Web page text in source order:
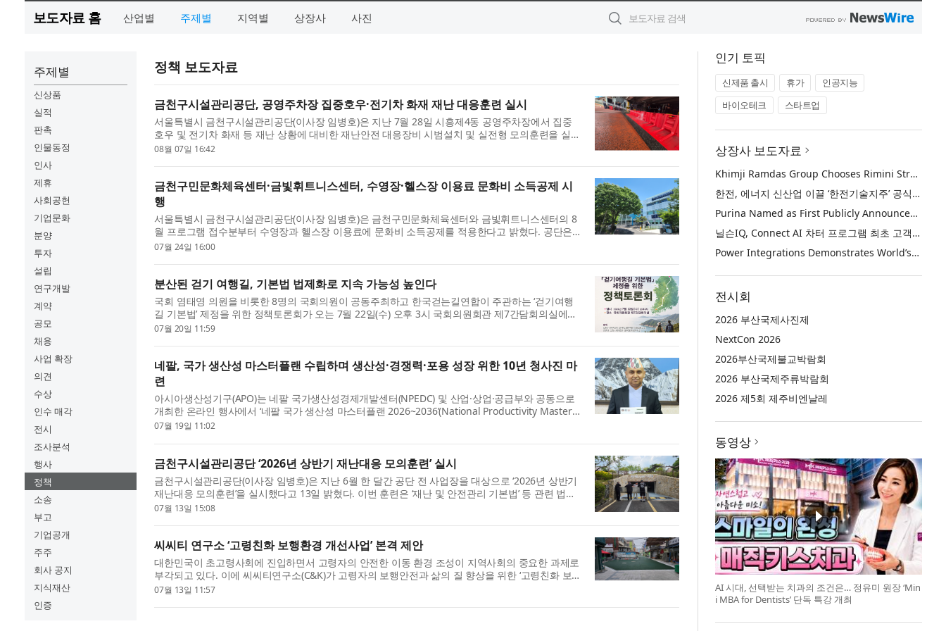
보도자료 홈 산업별 주제별 지역별 상장사 사진
주제별
신상품
실적
판촉
인물동정
인사
제휴
사회공헌
기업문화
분양
투자
설립
연구개발
계약
공모
채용
사업 확장
의견
수상
인수 매각
전시
조사분석
행사
정책
소송
부고
기업공개
주주
회사 공지
지식재산
인증
정책 보도자료
금천구시설관리공단, 공영주차장 집중호우·전기차 화재 재난 대응훈련 실시
서울특별시 금천구시설관리공단(이사장 임병호)은 지난 7월 28일 시흥제4동 공영주차장에서 집중
호우 및 전기차 화재 등 재난 상황에 대비한 재난안전 대응장비 시범설치 및 실전형 모의훈련을 실시
했다. 이번 훈련은 공영주차장에서 발생할 수 있는 침수 및 전기차 ...
08월 07일 16:42
금천구민문화체육센터·금빛휘트니스센터, 수영장·헬스장 이용료 문화비 소득공제 시
행
서울특별시 금천구시설관리공단(이사장 임병호)은 금천구민문화체육센터와 금빛휘트니스센터의 8
월 프로그램 접수분부터 수영장과 헬스장 이용료에 문화비 소득공제를 적용한다고 밝혔다. 공단은
제도 시행을 위해 문화비 소득공제 결제 시스템 구축과 관련 승인 절...
07월 24일 16:00
분산된 걷기 여행길, 기본법 법제화로 지속 가능성 높인다
국회 염태영 의원을 비롯한 8명의 국회의원이 공동주최하고 한국걷는길연합이 주관하는 ‘걷기여행
길 기본법’ 제정을 위한 정책토론회가 오는 7월 22일(수) 오후 3시 ​국회의원회관 제7간담회의실에서
개최된다. 이번 토론회는 그동안 문화체육관광부, 행정안전부, 산...
07월 20일 11:59
네팔, 국가 생산성 마스터플랜 수립하며 생산성·경쟁력·포용 성장 위한 10년 청사진 마
련
아시아생산성기구(APO)는 네팔 국가생산성경제개발센터(NPEDC) 및 산업·상업·공급부와 공동으로
개최한 온라인 행사에서 ‘네팔 국가 생산성 마스터플랜 2026~2036’(National Productivity Master
Plan for Nepal 2026-2036)을 네팔 정부에 공식 전달했다. 이번 전달...
07월 19일 11:02
금천구시설관리공단 ‘2026년 상반기 재난대응 모의훈련’ 실시
금천구시설관리공단(이사장 임병호)은 지난 6월 한 달간 공단 전 사업장을 대상으로 ‘2026년 상반기
재난대응 모의훈련’을 실시했다고 13일 밝혔다. 이번 훈련은 ‘재난 및 안전관리 기본법’ 등 관련 법령
에 따라 진행됐으며, 공단 직원 82명과 이용고객·지역주민·유...
07월 13일 15:08
씨씨티 연구소 ‘고령친화 보행환경 개선사업’ 본격 제안
대한민국이 초고령사회에 진입하면서 고령자의 안전한 이동 환경 조성이 지역사회의 중요한 과제로
부각되고 있다. 이에 씨씨티연구소(C&K)가 고령자의 보행안전과 삶의 질 향상을 위한 ‘고령친화 보
행환경 개선사업’을 지자체에 제안했다. 최근 노후화된 보도와 마...
07월 13일 11:57
인기 토픽
신제품 출시 휴가
인공지능
바이오테크
스타트업
상장사 보도자료
Khimji Ramdas Group Chooses Rimini Street to Reduce SAP Support Costs, Protect 700+ Customizations and Reinvest Savings in Innovation
한전, 에너지 신산업 이끌 ‘한전기술지주’ 공식 출범
Purina Named as First Publicly Announced NIQ ConnectAI Charter Client
닐슨IQ, Connect AI 차터 프로그램 최초 고객사 ‘퓨리나’ 선정
Power Integrations Demonstrates World’s First 2200 V GaN Technology for Next-Era High-Voltage Power Systems
전시회
2026 부산국제사진제
NextCon 2026
2026부산국제불교박람회
2026 부산국제주류박람회
2026 제5회 제주비엔날레
동영상
AI 시대, 선택받는 치과의 조건은… 정유미 원장 ‘Min
i MBA for Dentists’ 단독 특강 개최